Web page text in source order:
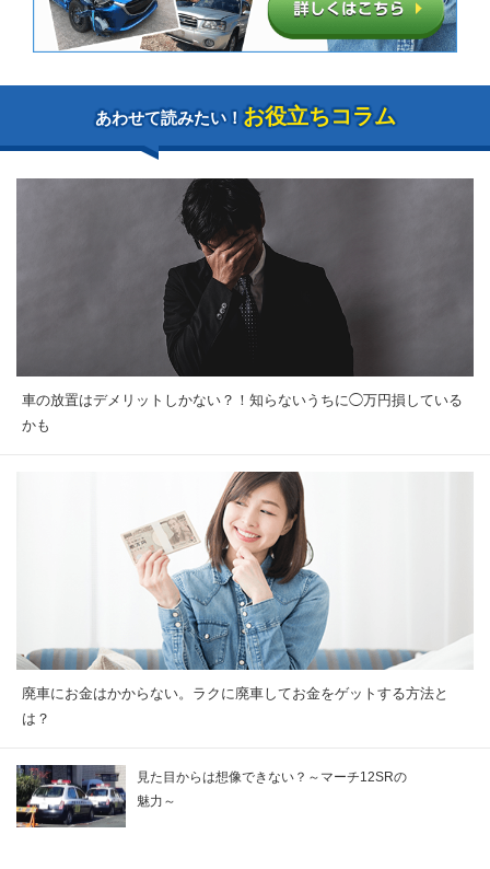
あわせて読みたい！ お役立ちコラム
車の放置はデメリットしかない？！知らないうちに◯万円損している
かも
廃車にお金はかからない。ラクに廃車してお金をゲットする方法と
は？
見た目からは想像できない？～マーチ12SRの
魅力～